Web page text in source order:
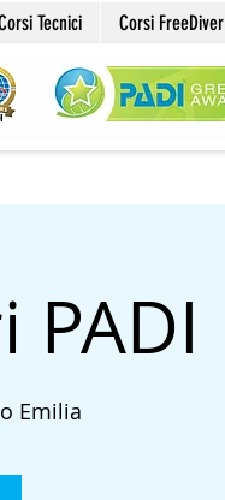
Tecnici Corsi FreeDiver
Emilia